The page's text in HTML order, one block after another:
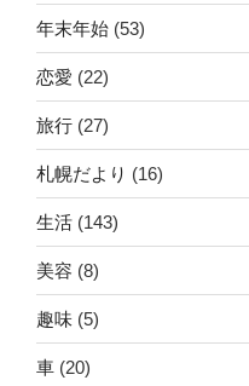
年末年始 (53)
恋愛 (22)
旅行 (27)
札幌だより (16)
生活 (143)
美容 (8)
趣味 (5)
車 (20)